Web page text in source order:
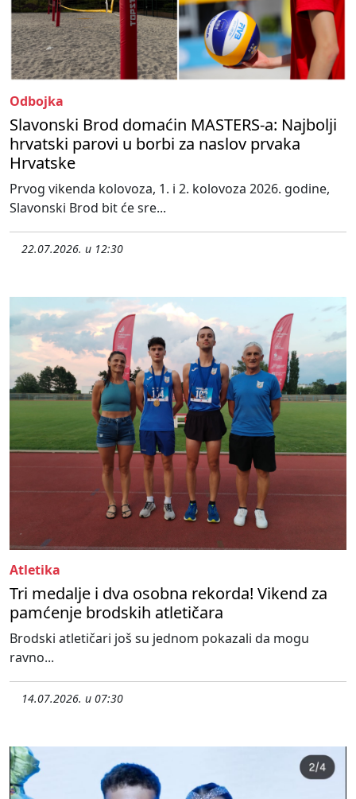
Odbojka
Slavonski Brod domaćin MASTERS-a: Najbolji
hrvatski parovi u borbi za naslov prvaka
Hrvatske
Prvog vikenda kolovoza, 1. i 2. kolovoza 2026. godine,
Slavonski Brod bit će sre...
22.07.2026. u 12:30
Atletika
Tri medalje i dva osobna rekorda! Vikend za
pamćenje brodskih atletičara
Brodski atletičari još su jednom pokazali da mogu
ravno...
14.07.2026. u 07:30